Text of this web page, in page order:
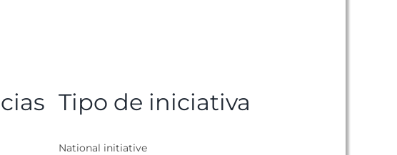
Tipo de iniciativa
National initiative